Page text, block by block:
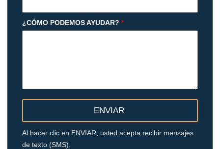
¿CÓMO PODEMOS AYUDAR? *
Al hacer clic en ENVIAR, usted acepta recibir mensajes
de texto (SMS).